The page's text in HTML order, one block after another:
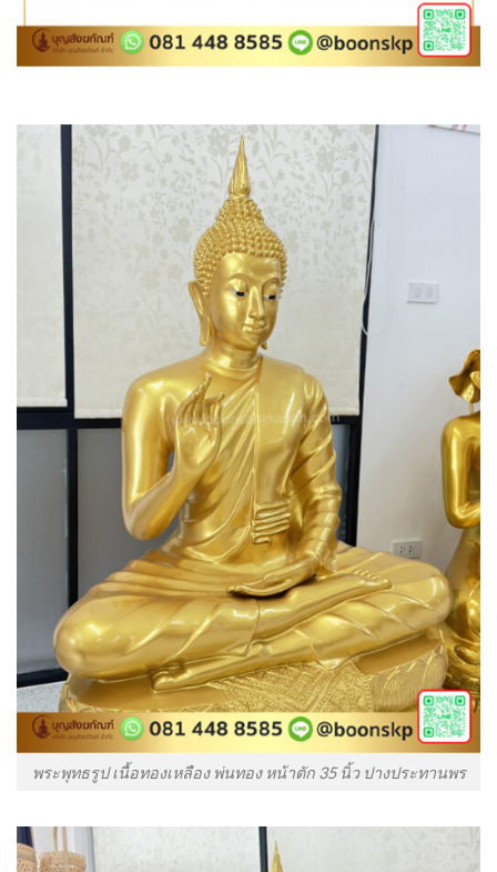
พระพุทธรูป เนื้อทองเหลือง พ่นทอง หน้าตัก 35 นิ้ว ปางประทานพร